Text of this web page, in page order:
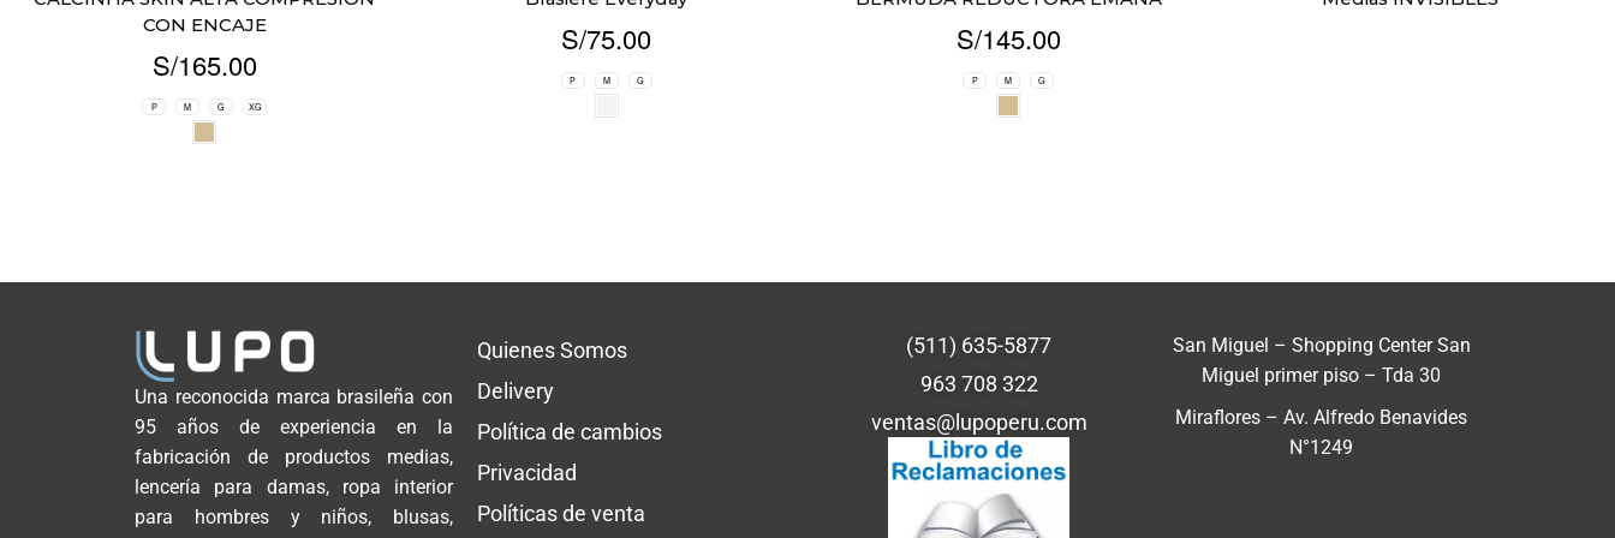
CON ENCAJE
S/165.00
P M G XG
S/75.00
P M G
S/145.00
P M G
Una reconocida marca brasileña con
95 años de experiencia en la
fabricación de productos medias,
lencería para damas, ropa interior
para hombres y niños, blusas,
Quienes Somos
Delivery
Política de cambios
Privacidad
Políticas de venta
(511) 635-5877
963 708 322
ventas@lupoperu.com
San Miguel – Shopping Center San
Miguel primer piso – Tda 30
Miraflores – Av. Alfredo Benavides
N°1249